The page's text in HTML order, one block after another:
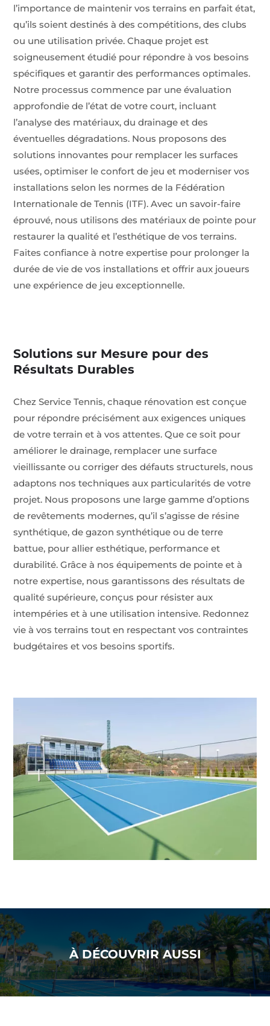
l’importance de maintenir vos terrains en parfait état,
qu’ils soient destinés à des compétitions, des clubs
ou une utilisation privée. Chaque projet est
soigneusement étudié pour répondre à vos besoins
spécifiques et garantir des performances optimales.
Notre processus commence par une évaluation
approfondie de l’état de votre court, incluant
l’analyse des matériaux, du drainage et des
éventuelles dégradations. Nous proposons des
solutions innovantes pour remplacer les surfaces
usées, optimiser le confort de jeu et moderniser vos
installations selon les normes de la Fédération
Internationale de Tennis (ITF). Avec un savoir-faire
éprouvé, nous utilisons des matériaux de pointe pour
restaurer la qualité et l’esthétique de vos terrains.
Faites confiance à notre expertise pour prolonger la
durée de vie de vos installations et offrir aux joueurs
une expérience de jeu exceptionnelle.
Solutions sur Mesure pour des
Résultats Durables
Chez Service Tennis, chaque rénovation est conçue
pour répondre précisément aux exigences uniques
de votre terrain et à vos attentes. Que ce soit pour
améliorer le drainage, remplacer une surface
vieillissante ou corriger des défauts structurels, nous
adaptons nos techniques aux particularités de votre
projet. Nous proposons une large gamme d’options
de revêtements modernes, qu’il s’agisse de résine
synthétique, de gazon synthétique ou de terre
battue, pour allier esthétique, performance et
durabilité. Grâce à nos équipements de pointe et à
notre expertise, nous garantissons des résultats de
qualité supérieure, conçus pour résister aux
intempéries et à une utilisation intensive. Redonnez
vie à vos terrains tout en respectant vos contraintes
budgétaires et vos besoins sportifs.
À DÉCOUVRIR AUSSI